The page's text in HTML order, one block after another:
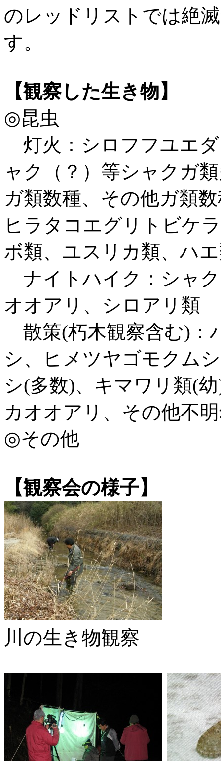
のレッドリストでは絶
す。
【観察した生き物】
◎昆虫
灯火：シロフフユエ
ャク（？）等シャクガ
ガ類数種、その他ガ類
ヒラタコエグリトビケ
ボ類、ユスリカ類、ハ
ナイトハイク：シャ
オオアリ、シロアリ類
散策(朽木観察含む)：
シ、ヒメツヤゴモクム
シ(多数)、キマワリ類(
カオオアリ、その他不
◎その他
【観察会の様子】
川の生き物観察